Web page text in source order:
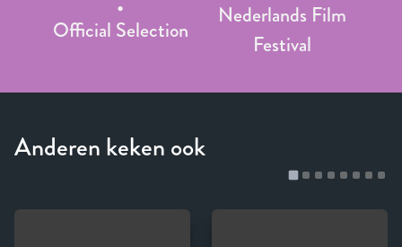
Official Selection
Nederlands Film
Festival